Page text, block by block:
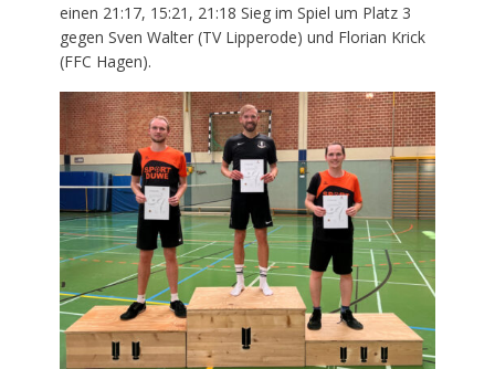
einen 21:17, 15:21, 21:18 Sieg im Spiel um Platz 3
gegen Sven Walter (TV Lipperode) und Florian Krick
(FFC Hagen).